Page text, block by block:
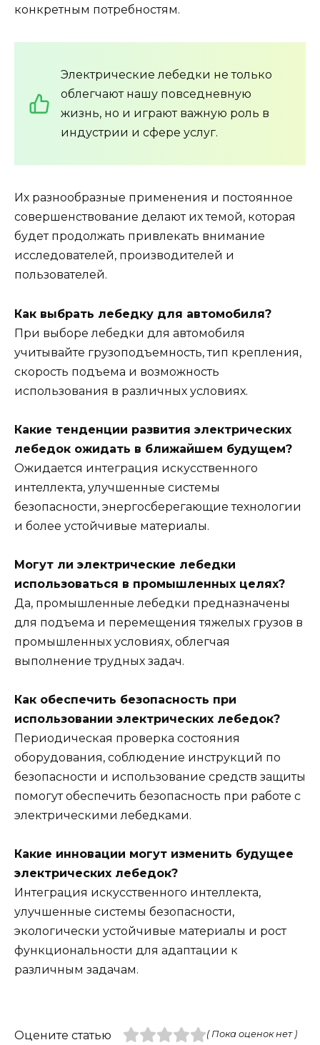
конкретным потребностям.
Электрические лебедки не только
облегчают нашу повседневную
жизнь, но и играют важную роль в
индустрии и сфере услуг.
Их разнообразные применения и постоянное
совершенствование делают их темой, которая
будет продолжать привлекать внимание
исследователей, производителей и
пользователей.
Как выбрать лебедку для автомобиля?
При выборе лебедки для автомобиля
учитывайте грузоподъемность, тип крепления,
скорость подъема и возможность
использования в различных условиях.
Какие тенденции развития электрических
лебедок ожидать в ближайшем будущем?
Ожидается интеграция искусственного
интеллекта, улучшенные системы
безопасности, энергосберегающие технологии
и более устойчивые материалы.
Могут ли электрические лебедки
использоваться в промышленных целях?
Да, промышленные лебедки предназначены
для подъема и перемещения тяжелых грузов в
промышленных условиях, облегчая
выполнение трудных задач.
Как обеспечить безопасность при
использовании электрических лебедок?
Периодическая проверка состояния
оборудования, соблюдение инструкций по
безопасности и использование средств защиты
помогут обеспечить безопасность при работе с
электрическими лебедками.
Какие инновации могут изменить будущее
электрических лебедок?
Интеграция искусственного интеллекта,
улучшенные системы безопасности,
экологически устойчивые материалы и рост
функциональности для адаптации к
различным задачам.
Оцените статью ( Пока оценок нет )